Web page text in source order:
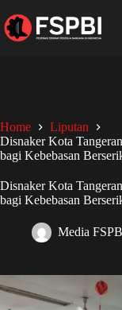
Home
Liputan
Disnaker Kota
bagi Kebebasan
Disnaker Kota
bagi Kebebasan
Media